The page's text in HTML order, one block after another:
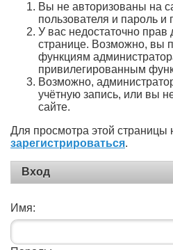
Вы не авторизованы на
пользователя и пароль и
У вас недостаточно прав
странице. Возможно, вы
функциям
привилегированным
Возможно,
учётную запись, или вы
сайте.
Для просмотра этой страницы
зарегистрироваться.
Вход
Имя: